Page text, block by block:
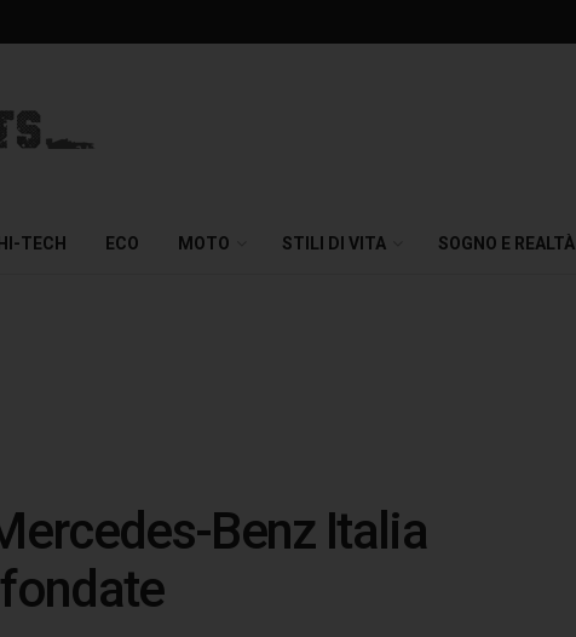
HI-TECH ECO MOTO STILI DI VITA SOGNO E REALTÀ
Benz Italia